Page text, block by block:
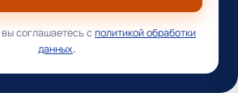
соглашаетесь сполитикой обработки
данных.